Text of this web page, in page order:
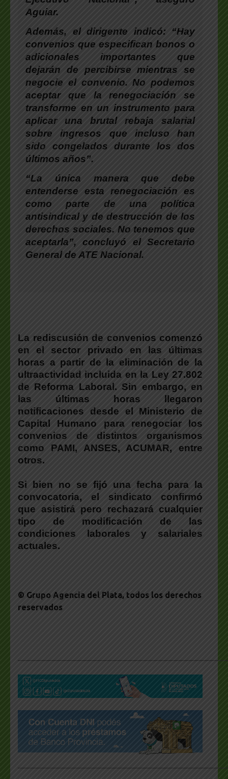
Aguiar.
Además, el dirigente indicó: “Hay
convenios que especifican bonos o
adicionales importantes que
dejarán de percibirse mientras se
negocie el convenio. No podemos
aceptar que la renegociación se
transforme en un instrumento para
aplicar una brutal rebaja salarial
sobre ingresos que incluso han
sido congelados durante los dos
últimos años”.
“La única manera que debe
entenderse esta renegociación es
como parte de una política
antisindical y de destrucción de los
derechos sociales. No tenemos que
aceptarla”, concluyó el Secretario
General de ATE Nacional.
La rediscusión de convenios comenzó
en el sector privado en las últimas
horas a partir de la eliminación de la
ultraactividad incluida en la Ley 27.802
de Reforma Laboral. Sin embargo, en
las últimas horas llegaron
notificaciones desde el Ministerio de
Capital Humano para renegociar los
convenios de distintos organismos
como PAMI, ANSES, ACUMAR, entre
otros.
Si bien no se fijó una fecha para la
convocatoria, el sindicato confirmó
que asistirá pero rechazará cualquier
tipo de modificación de las
condiciones laborales y salariales
actuales.
© Grupo Agencia del Plata, todos los derechos
reservados